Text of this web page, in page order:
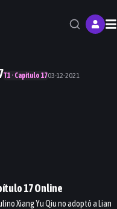
T1 · Capítulo 1703-12-2021
17Online
Xiang Yu Qiu no adoptó a Lian